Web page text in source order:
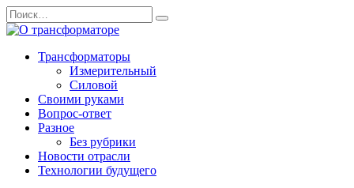
Перейти
к
содержанию
Search
for:
Трансформаторы
Измерительный
Силовой
Своими руками
Вопрос-ответ
Разное
Без рубрики
Новости отрасли
Технологии будущего